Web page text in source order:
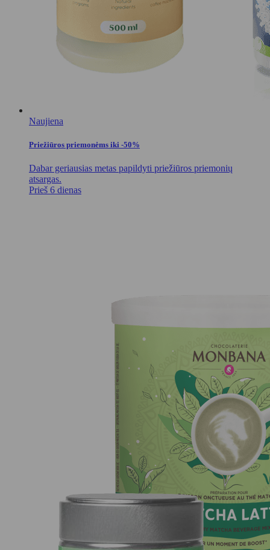
Naujiena
Priežiūros priemonėms iki -50%
Dabar geriausias metas papildyti priežiūros priemonių
atsargas.
Prieš 6 dienas